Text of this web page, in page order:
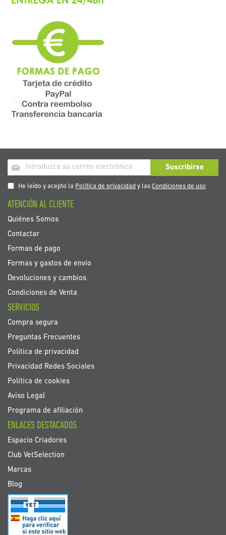
Inscríbase
a
nuestro
de
noticias:
Suscribirse
He leído y acepto la Política de privacidad y lasCondiciones de uso
ATENCIÓN AL CLIENTE
Quiénes Somos
Contactar
Formas de pago
Formas y gastos de envío
Devoluciones y cambios
Condiciones de Venta
SERVICIOS
Compra segura
Preguntas Frecuentes
Política de privacidad
Privacidad Redes Sociales
Política de cookies
Aviso Legal
Programa de afiliación
ENLACES DESTACADOS
Espacio Criadores
Club VetSelection
Marcas
Blog